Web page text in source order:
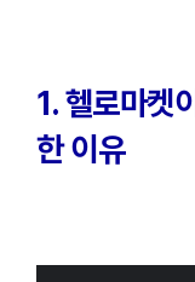
1. 헬로마켓
한 이유